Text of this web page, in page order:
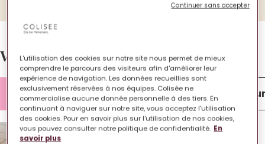
Votre EHPAD en images.
Lieu de vie Chambre Extérieur
L'utilisation des cookies sur notre site nous permet de mieux
comprendre le parcours des visiteurs afin d'améliorer leur
expérience de navigation. Les données recueillies sont
exclusivement réservées à nos équipes. Colisée ne
commercialise aucune donnée personnelle à des tiers. En
continuant à naviguer sur notre site, vous acceptez l'utilisation
des cookies. Pour en savoir plus sur l'utilisation de nos cookies,
vous pouvez consulter notre politique de confidentialité. En
savoir plus
Continuer sans accepter